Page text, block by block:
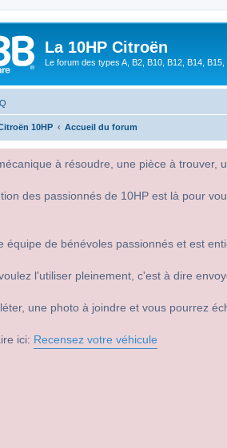
La 10HP Citroën
Le forum des types A, B2, B10, B12, B14, B15,
10HP Accueil du forum
à résoudre, une pièce à trouver,
des passionnés de 10HP est là pour
équipe de bénévoles passionnés et est
l'utiliser pleinement, c'est à dire
une photo à joindre et vous pourrez
ici: Recensez votre véhicule